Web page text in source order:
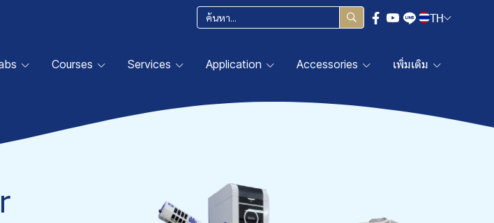
TH
Courses Services Application Accessories เพิ่มเติม